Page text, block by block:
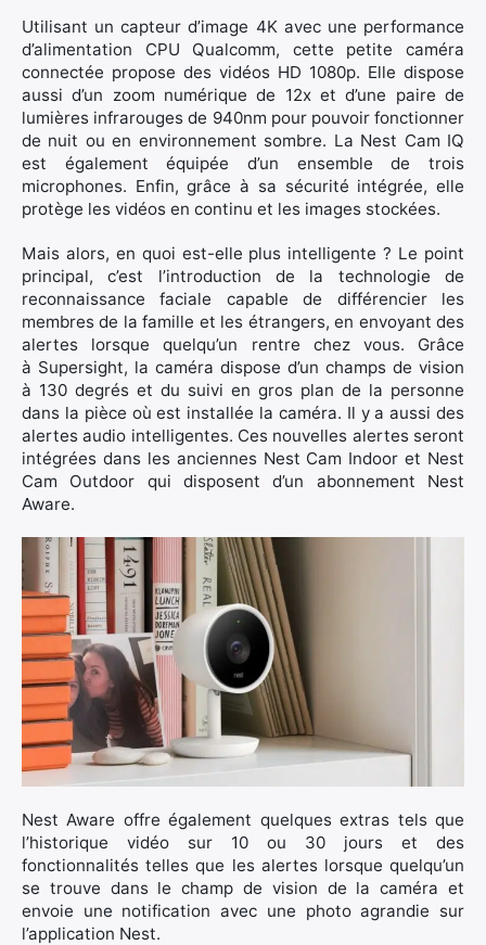
Utilisant un capteur d’image 4K avec une performance
d’alimentation CPU Qualcomm, cette petite caméra
connectée propose des vidéos HD 1080p. Elle dispose
aussi d’un zoom numérique de 12x et d’une paire de
lumières infrarouges de 940nm pour pouvoir fonctionner
de nuit ou en environnement sombre. La Nest Cam IQ
est également équipée d’un ensemble de trois
microphones. Enfin, grâce à sa sécurité intégrée, elle
protège les vidéos en continu et les images stockées.
Mais alors, en quoi est-elle plus intelligente ? Le point
principal, c’est l’introduction de la technologie de
reconnaissance faciale capable de différencier les
membres de la famille et les étrangers, en envoyant des
alertes lorsque quelqu’un rentre chez vous. Grâce
à Supersight, la caméra dispose d’un champs de vision
à 130 degrés et du suivi en gros plan de la personne
dans la pièce où est installée la caméra. Il y a aussi des
alertes audio intelligentes. Ces nouvelles alertes seront
intégrées dans les anciennes Nest Cam Indoor et Nest
Cam Outdoor qui disposent d’un abonnement Nest
Aware.
Nest Aware offre également quelques extras tels que
l’historique vidéo sur 10 ou 30 jours et des
fonctionnalités telles que les alertes lorsque quelqu’un
se trouve dans le champ de vision de la caméra et
envoie une notification avec une photo agrandie sur
l’application Nest.
×
Rechercher